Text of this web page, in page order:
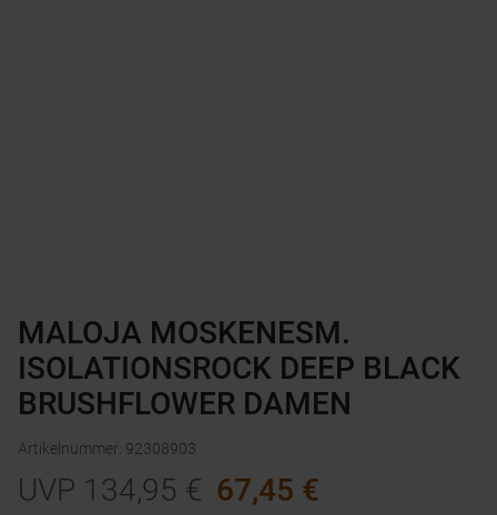
MALOJA MOSKENESM.
ISOLATIONSROCK DEEP BLACK
BRUSHFLOWER DAMEN
Artikelnummer: 92308903
UVP 134,95 € 67,45 €